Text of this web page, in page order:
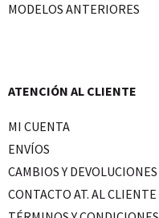
MODELOS ANTERIORES
ATENCIÓN AL CLIENTE
MI CUENTA
ENVÍOS
CAMBIOS Y DEVOLUCIONES
CONTACTO AT. AL CLIENTE